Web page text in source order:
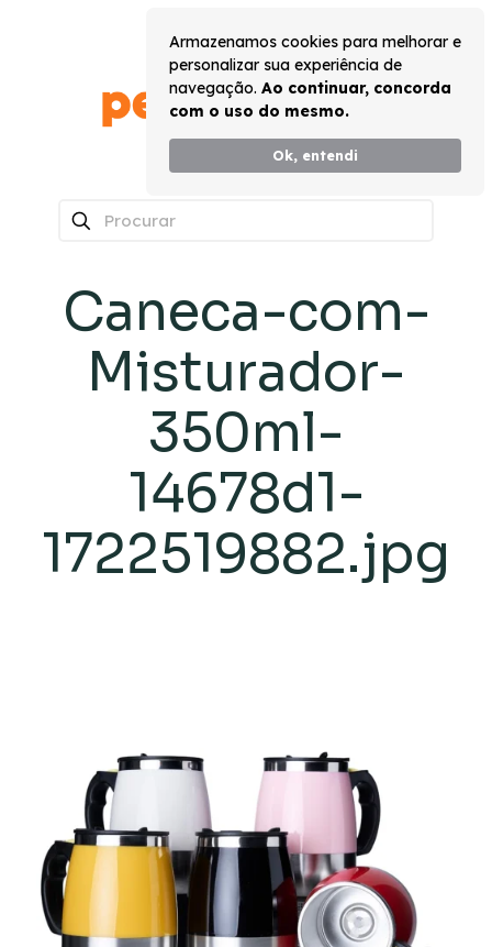
Armazenamos cookies para melhorar e
personalizar sua experiência de
navegação. Ao continuar, concorda
com o uso do mesmo.
Ok, entendi
Caneca-com-
Misturador-
350ml-
14678d1-
1722519882.jpg